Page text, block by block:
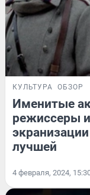
КУЛЬТУРА ОБЗОР
Именитые
режиссеры
лучшей
4 февраля, 2024,